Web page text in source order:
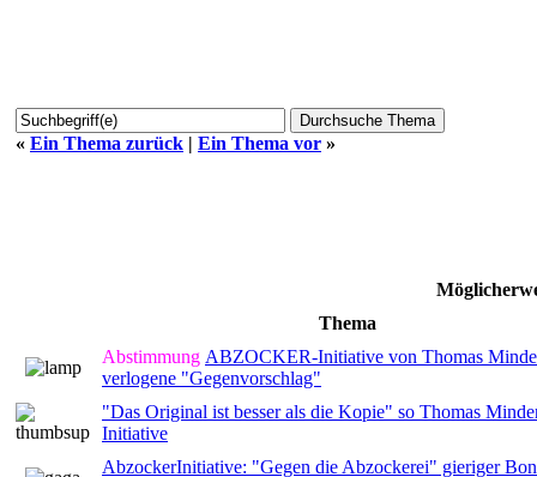
« Ein Thema zurück | Ein Thema vor »
Thema
Abstimmung ABZOCKER-Initiative von Thomas
verlogene "Gegenvorschlag"
"Das Original ist besser als die Kopie" so Thomas
Initiative
AbzockerInitiative: "Gegen die Abzockerei" gieriger